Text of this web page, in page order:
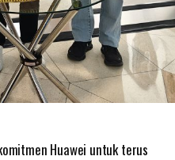
Huawei untuk terus